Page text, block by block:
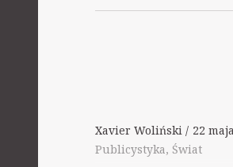
Xavier Woliński 22
Publicystyka, Świat